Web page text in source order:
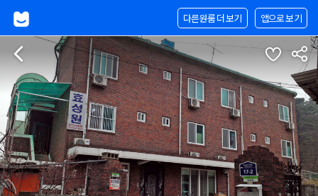
앱으로 보기
다른원룸 더 보기